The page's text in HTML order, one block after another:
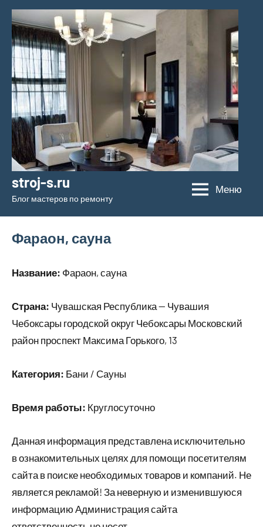
Перейти
содержимому
stroj-s.ru
Блог мастеров по ремонту
Меню
Фараон, сауна
Название: Фараон, сауна
Страна: Чувашская Республика — Чувашия
Чебоксары городской округ Чебоксары Московский
район проспект Максима Горького, 13
Категория: Бани / Сауны
Время работы: Круглосуточно
Данная информация представлена исключительно
в ознакомительных целях для помощи посетителям
сайта в поиске необходимых товаров и компаний. Не
является рекламой! За неверную и изменившуюся
информацию Администрация сайта